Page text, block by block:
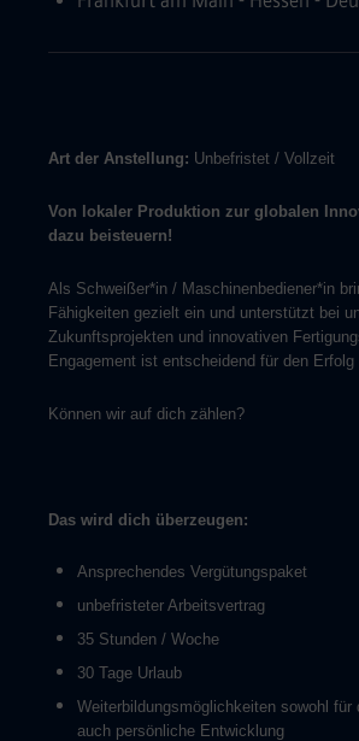
Art der Anstellung: Unbefristet / Vollzeit
Von lokaler Produktion zur globalen
dazu beisteuern!
Als Schweißer*in / Maschinenbediener*in
Fähigkeiten gezielt ein und unterstützt bei
Zukunftsprojekten und innovativen
Engagement ist entscheidend für den Erfolg
Können wir auf dich zählen?
Das wird dich überzeugen:
Ansprechendes Vergütungspaket
unbefristeter Arbeitsvertrag
35 Stunden / Woche
30 Tage Urlaub
Weiterbildungsmöglichkeiten sowohl für
auch persönliche Entwicklung